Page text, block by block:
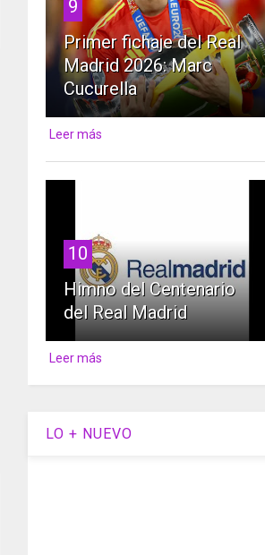
9
Primer fichaje del Real
Madrid 2026: Marc
Cucurella
Leer más
10
Himno del Centenario
del Real Madrid
Leer más
LO + NUEVO